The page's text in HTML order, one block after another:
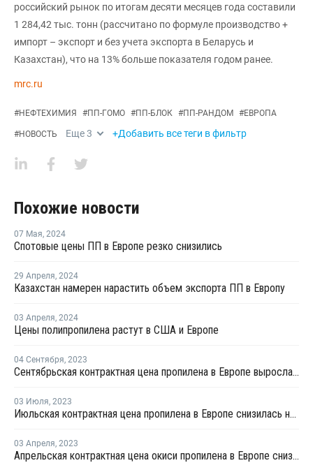
российский рынок по итогам десяти месяцев года составили
1 284,42 тыс. тонн (рассчитано по формуле производство +
импорт – экспорт и без учета экспорта в Беларусь и
Казахстан), что на 13% больше показателя годом ранее.
mrc.ru
#НЕФТЕХИМИЯ #ПП-ГОМО #ПП-БЛОК #ПП-РАНДОМ #ЕВРОПА
#НОВОСТЬ Еще3 +Добавить все теги в фильтр
Похожие новости
07 Мая, 2024
Спотовые цены ПП в Европе резко снизились
29 Апреля, 2024
Казахстан намерен нарастить объем экспорта ПП в Европу
03 Апреля, 2024
Цены полипропилена растут в США и Европе
04 Сентября, 2023
Сентябрьская контрактная цена пропилена в Европе выросла на EUR60 за тонну
03 Июля, 2023
Июльская контрактная цена пропилена в Европе снизилась на EUR50 за тонну
03 Апреля, 2023
Апрельская контрактная цена окиси пропилена в Европе снизилась на EUR32 за тонну